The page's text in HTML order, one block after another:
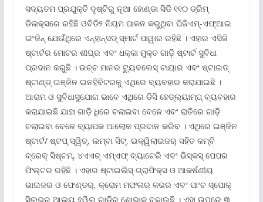
ସଦ୍ୟତମ ପ୍ରଯୁକ୍ତି ଦୃଷ୍ଟିରୁ ନୂଆ ହୋଣ୍ଡା ସିଡି ୧୧୦ ଡ୍ରିମ୍
ଡିଲକ୍ସରେ ରହିଛି ଓବିଡି୨ ନିୟମ ପାଳନ କରୁଥିବା ପିଜିଏମ୍‌-ଏଫ୍‌ଆଇ
ଇଂଜିନ୍ ଯେଉଁଥିରେ ଏନ୍‌ହାନ୍‌ସଡ୍ ସ୍ମାର୍ଟ ପାୱାର ରହିଛି । ଏହାର ଏସିଜି
ଷ୍ଟାର୍ଟର ମୋଟର ଶୀଘ୍ର ଏବଂ ଧକ୍କା ମୁକ୍ତ ଗାଡ଼ି ଷ୍ଟାର୍ଟ ସୁବିଧା
ପ୍ରଦାନ କରୁଛି । ଉଚ୍ଚ ମାନର ଟ୍ୟୁବଲେସ୍ ଟାୟାର ଏବଂ ଷ୍ଟାଇଡ୍
ଷ୍ଟାଣ୍ଡ୍ ଇଞ୍ଜିନ ଇନହିବିଟରକୁ ଏଥିରେ ବ୍ୟବହାର କରାଯାଇଛି ।
ଆରାମ ଓ ସୁବିଧାସୁଯୋଗ ଭାବେ ଏଥିରେ ଡିସି ହେଡ୍‌ଲ୍ୟାମ୍ପ୍ ବ୍ୟବହାର
କରାଯାଇଛି ଯାହା ଗାଡ଼ି ଧିରେ ଚଲାଇବା ବେଳେ ଏବଂ ରାତିରେ ଗାଡ଼ି
ଚଲାଇବା ବେଳେ ବ୍ୟାପକ ଆଲୋକ ପ୍ରଦାନ କରିବ । ଏଥିରେ ଇଞ୍ଜିନ
ଷ୍ଟାର୍ଟ/ ଷ୍ଟପ୍ ସ୍ୱିଚ୍‌, ଲମ୍ବା ସିଟ୍‌, ଇକ୍ୱିଲାଇଜର୍ ସହିତ କମ୍ବି
ବ୍ରେକ୍ ସିଷ୍ଟମ୍‌, ୪ଏଏଚ୍ ଏମ୍‌ଏଫ୍ ବ୍ୟାଟେରି ଏବଂ ଭିସ୍‌କସ୍ ପେପର
ଫିଲ୍‌ଟର ରହିଛି । ଏହାର ଷ୍ଟାଇଲିସ୍ ଗ୍ରାଫିକ୍‌ସ ଓ ଆକର୍ଷଣୀୟ
ଭାଇଜର ଓ ଫେଣ୍ଡର୍‌, କ୍ରୋମ ମଫଲର କଭର ଏବଂ ପାଂଚ ସ୍ପୋକ୍
ସିଲଭର୍ ଆଲୟ ହ୍ୱିଲ୍ ଗାଡ଼ିର ଶୋଭାକୁ ବଢ଼ାଉଛି । ଏହା ଉପରେ ୩